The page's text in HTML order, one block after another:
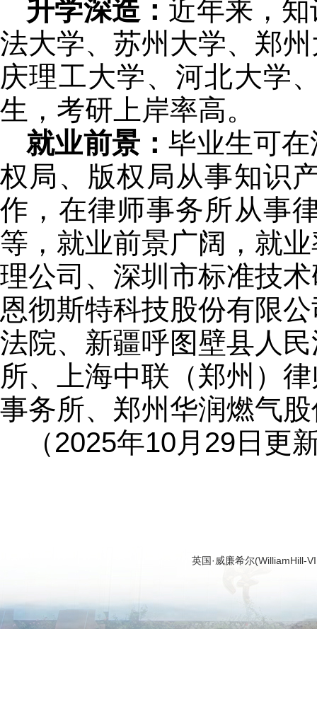
升学深造： 近年来，
法大学、苏州大学、郑
庆理工大学、河北大学
生，考研上岸率高。
就业前景： 毕业生可
权局、版权局从事知识
作，在律师事务所从事
等，就业前景广阔，就
理公司、深圳市标准技
恩彻斯特科技股份有限
法院、新疆呼图壁县人
所、上海中联（郑州）
事务所、郑州华润燃气
（2025年10月29日更
英国·威廉希尔(WilliamHill-